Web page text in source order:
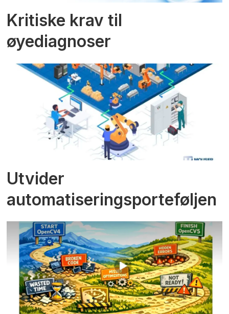
Kritiske krav til
øyediagnoser
Utvider
automatiseringsporteføljen